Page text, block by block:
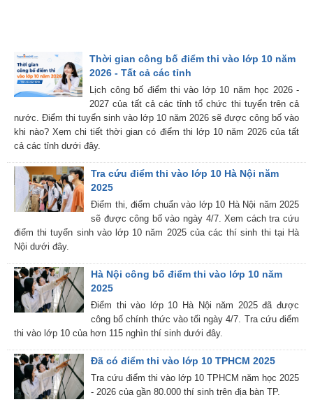
Thời gian công bố điểm thi vào lớp 10 năm
2026 - Tất cả các tỉnh
Lịch công bố điểm thi vào lớp 10 năm học 2026 -
2027 của tất cả các tỉnh tổ chức thi tuyển trên cả
nước. Điểm thi tuyển sinh vào lớp 10 năm 2026 sẽ được công bố vào
khi nào? Xem chi tiết thời gian có điểm thi lớp 10 năm 2026 của tất
cả các tỉnh dưới đây.
Tra cứu điểm thi vào lớp 10 Hà Nội năm
2025
Điểm thi, điểm chuẩn vào lớp 10 Hà Nội năm 2025
sẽ được công bố vào ngày 4/7. Xem cách tra cứu
điểm thi tuyển sinh vào lớp 10 năm 2025 của các thí sinh thi tại Hà
Nội dưới đây.
Hà Nội công bố điểm thi vào lớp 10 năm
2025
Điểm thi vào lớp 10 Hà Nội năm 2025 đã được
công bố chính thức vào tối ngày 4/7. Tra cứu điểm
thi vào lớp 10 của hơn 115 nghìn thí sinh dưới đây.
Đã có điểm thi vào lớp 10 TPHCM 2025
Tra cứu điểm thi vào lớp 10 TPHCM năm học 2025
- 2026 của gần 80.000 thí sinh trên địa bàn TP.